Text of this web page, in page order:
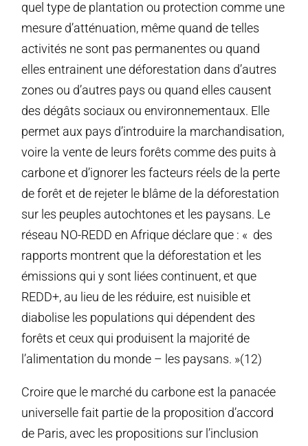
quel type de plantation ou protection comme une
mesure d’atténuation, même quand de telles
activités ne sont pas permanentes ou quand
elles entrainent une déforestation dans d’autres
zones ou d’autres pays ou quand elles causent
des dégâts sociaux ou environnementaux. Elle
permet aux pays d’introduire la marchandisation,
voire la vente de leurs forêts comme des puits à
carbone et d’ignorer les facteurs réels de la perte
de forêt et de rejeter le blâme de la déforestation
sur les peuples autochtones et les paysans. Le
réseau NO-REDD en Afrique déclare que : « des
rapports montrent que la déforestation et les
émissions qui y sont liées continuent, et que
REDD+, au lieu de les réduire, est nuisible et
diabolise les populations qui dépendent des
forêts et ceux qui produisent la majorité de
l’alimentation du monde – les paysans. »(12)
Croire que le marché du carbone est la panacée
universelle fait partie de la proposition d’accord
de Paris, avec les propositions sur l’inclusion